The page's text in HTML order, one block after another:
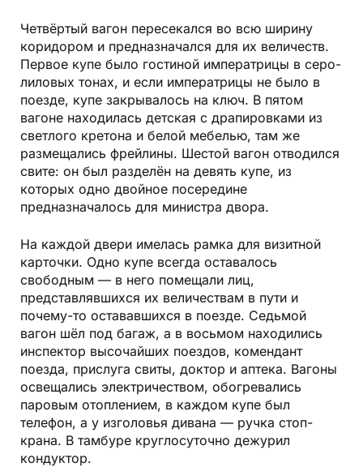
Четвёртый вагон пересекался во всю ширину
коридором и предназначался для их величеств.
Первое купе было гостиной императрицы в серо-
лиловых тонах, и если императрицы не было в
поезде, купе закрывалось на ключ. В пятом
вагоне находилась детская с драпировками из
светлого кретона и белой мебелью, там же
размещались фрейлины. Шестой вагон отводился
свите: он был разделён на девять купе, из
которых одно двойное посередине
предназначалось для министра двора.
На каждой двери имелась рамка для визитной
карточки. Одно купе всегда оставалось
свободным — в него помещали лиц,
представлявшихся их величествам в пути и
почему-то остававшихся в поезде. Седьмой
вагон шёл под багаж, а в восьмом находились
инспектор высочайших поездов, комендант
поезда, прислуга свиты, доктор и аптека. Вагоны
освещались электричеством, обогревались
паровым отоплением, в каждом купе был
телефон, а у изголовья дивана — ручка стоп-
крана. В тамбуре круглосуточно дежурил
кондуктор.